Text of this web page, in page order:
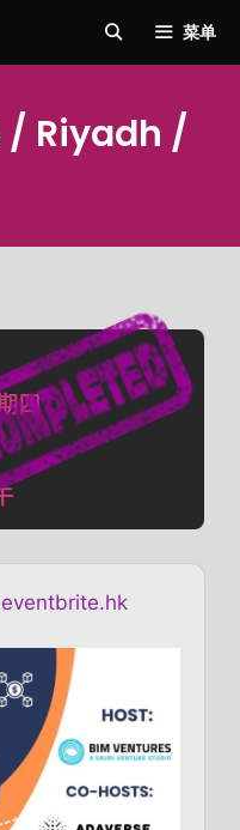
菜单
/ Riyadh /
四